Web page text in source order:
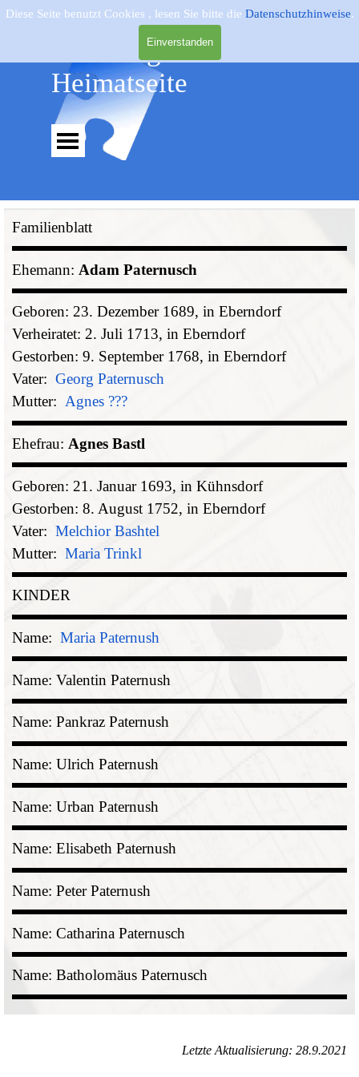
Diese Seite benutzt Cookies , lesen Sie bitte die Datenschutzhinweise.
Einverstanden
Genealogie -
Heimatseite
Menü überspringen
Familienblatt
Ehemann: Adam Paternusch
Geboren: 23. Dezember 1689, in Eberndorf
Verheiratet: 2. Juli 1713, in Eberndorf
Gestorben: 9. September 1768, in Eberndorf
Vater: Georg Paternusch
Mutter: Agnes ???
Ehefrau: Agnes Bastl
Geboren: 21. Januar 1693, in Kühnsdorf
Gestorben: 8. August 1752, in Eberndorf
Vater: Melchior Bashtel
Mutter: Maria Trinkl
KINDER
Name: Maria Paternush
Name: Valentin Paternush
Name: Pankraz Paternush
Name: Ulrich Paternush
Name: Urban Paternush
Name: Elisabeth Paternush
Name: Peter Paternush
Name: Catharina Paternusch
Name: Batholomäus Paternusch
Letzte Aktualisierung: 28.9.2021